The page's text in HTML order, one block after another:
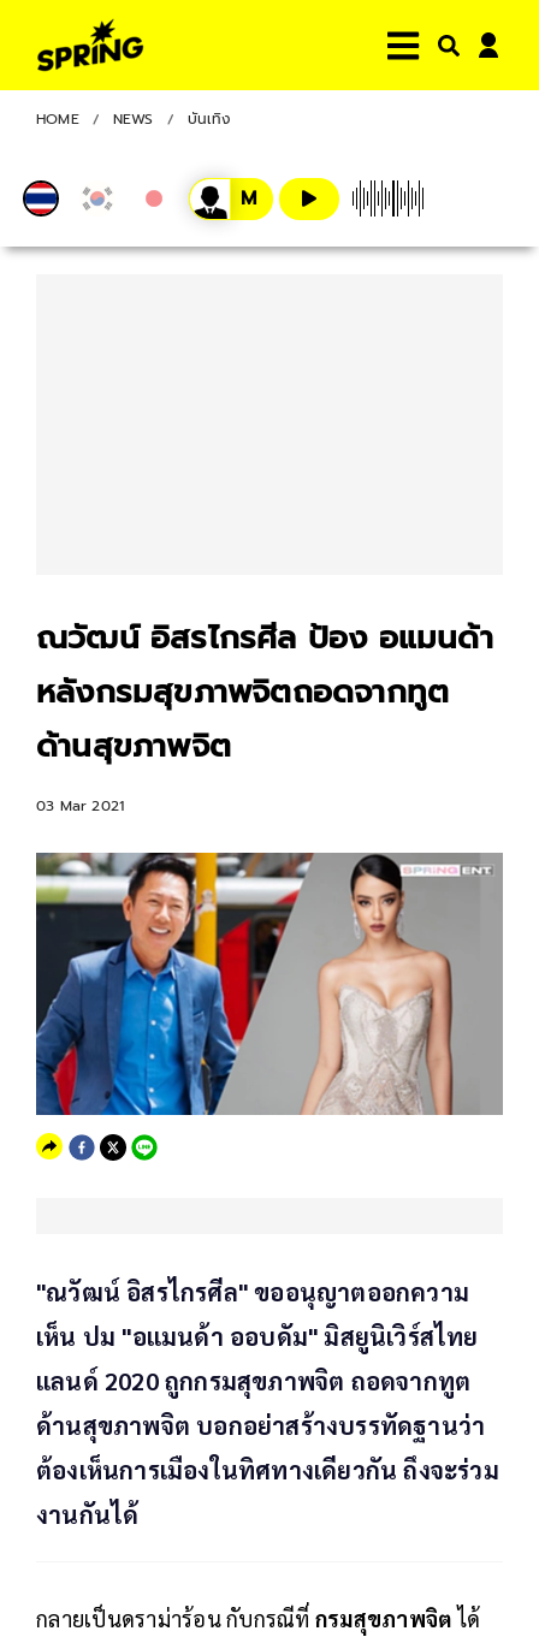
HOME NEWS บันเทิง
ณวัฒน์ อิสรไกรศีล ป้อง อแมนด้า
หลังกรมสุขภาพจิตถอดจากทูต
ด้านสุขภาพจิต
03 Mar 2021
"ณวัฒน์ อิสรไกรศีล" ขออนุญาตออกความ
เห็น ปม "อแมนด้า ออบดัม" มิสยูนิเวิร์สไทย
แลนด์ 2020 ถูกกรมสุขภาพจิต ถอดจากทูต
ด้านสุขภาพจิต บอกอย่าสร้างบรรทัดฐานว่า
ต้องเห็นการเมืองในทิศทางเดียวกัน ถึงจะร่วม
งานกันได้
กลายเป็นดราม่าร้อน กับกรณีที่ กรมสุขภาพจิต ได้